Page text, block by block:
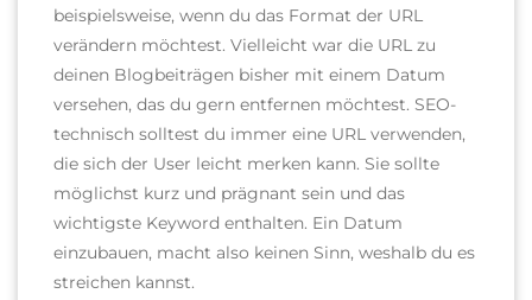
beispielsweise, wenn du das Format der URL
verändern möchtest. Vielleicht war die URL zu
deinen Blogbeiträgen bisher mit einem Datum
versehen, das du gern entfernen möchtest. SEO-
technisch solltest du immer eine URL verwenden,
die sich der User leicht merken kann. Sie sollte
möglichst kurz und prägnant sein und das
wichtigste Keyword enthalten. Ein Datum
einzubauen, macht also keinen Sinn, weshalb du es
streichen kannst.